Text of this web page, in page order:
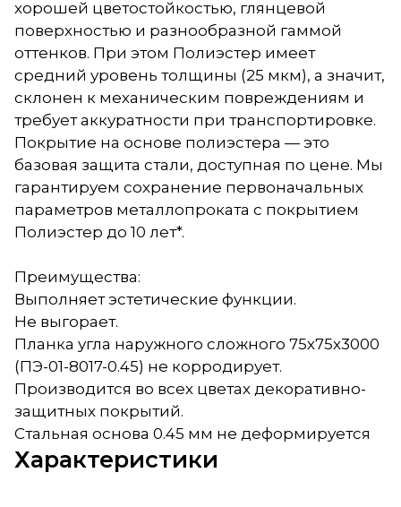
хорошей цветостойкостью, глянцевой
поверхностью и разнообразной гаммой
оттенков. При этом Полиэстер имеет
средний уровень толщины (25 мкм), а значит,
склонен к механическим повреждениям и
требует аккуратности при транспортировке.
Покрытие на основе полиэстера — это
базовая защита стали, доступная по цене. Мы
гарантируем сохранение первоначальных
параметров металлопроката с покрытием
Полиэстер до 10 лет*.
Преимущества:
Выполняет эстетические функции.
Не выгорает.
Планка угла наружного сложного 75х75х3000
(ПЭ-01-8017-0.45) не корродирует.
Производится во всех цветах декоративно-
защитных покрытий.
Стальная основа 0.45 мм не деформируется
Характеристики